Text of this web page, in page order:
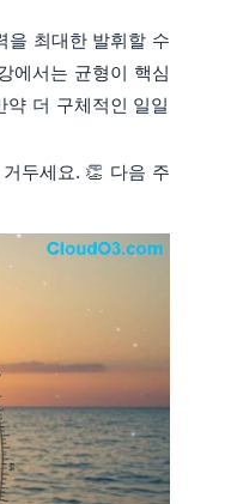
을 최대한 발휘할 수
에서는 균형이 핵심
더 구체적인 일일
두세요. 👏 다음 주